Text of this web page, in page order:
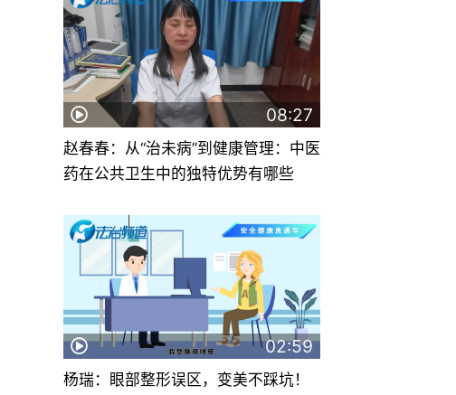
08:27
赵春春：从“治未病”到健康管理：中医
药在公共卫生中的独特优势有哪些
02:59
杨瑞：眼部整形误区，变美不踩坑！